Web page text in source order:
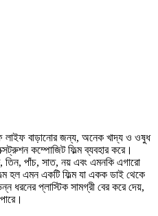
লাইফ বাড়ানোর জন্য, অনেক খাদ্য ও ওষুধ
কম্পোজিট ফিল্ম ব্যবহার করে।
তিন, পাঁচ, সাত, নয় এবং এমনকি এগারো
হল এমন একটি ফিল্ম যা একক ডাই থেকে
ধরনের প্লাস্টিক সামগ্রী বের করে দেয়,